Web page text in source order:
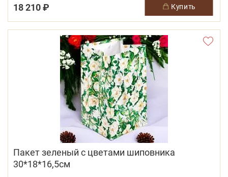
18 210 ₽ купить
Пакет зеленый с цветами шиповника
30*18*16,5см